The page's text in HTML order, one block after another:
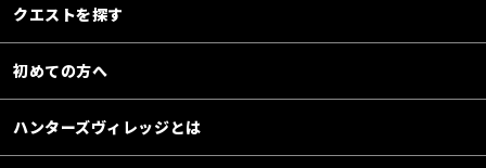
クエストを探す
初めての方へ
ハンターズヴィレッジとは